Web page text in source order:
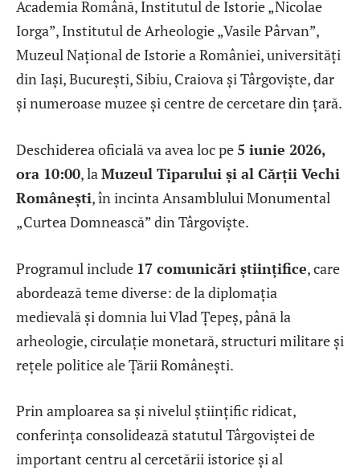
Academia Română, Institutul de Istorie „Nicolae
Iorga”, Institutul de Arheologie „Vasile Pârvan”,
Muzeul Național de Istorie a României, universități
din Iași, București, Sibiu, Craiova și Târgoviște, dar
și numeroase muzee și centre de cercetare din țară.
Deschiderea oficială va avea loc pe5 iunie 2026,
ora 10:00, la Muzeul Tiparului și al Cărții Vechi
Românești, în incinta Ansamblului Monumental
„Curtea Domnească” din Târgoviște.
Programul include 17 comunicări științifice, care
abordează teme diverse: de la diplomația
medievală și domnia lui Vlad Țepeș, până la
arheologie, circulație monetară, structuri militare și
rețele politice ale Țării Românești.
Prin amploarea sa și nivelul științific ridicat,
conferința consolidează statutul Târgoviștei de
important centru al cercetării istorice și al